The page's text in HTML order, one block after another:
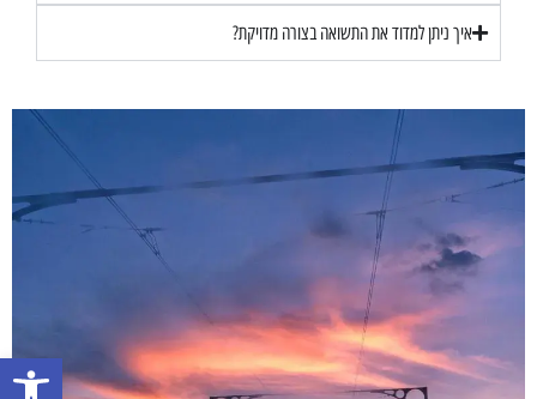
איך ניתן למדוד את התשואה בצורה מדויקת?
פתח